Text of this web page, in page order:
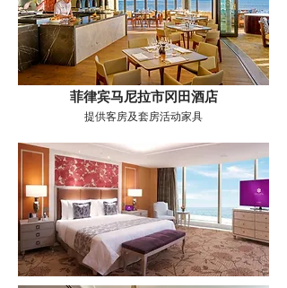
提供客房及套房活动家具
菲律宾马尼拉市冈田酒店